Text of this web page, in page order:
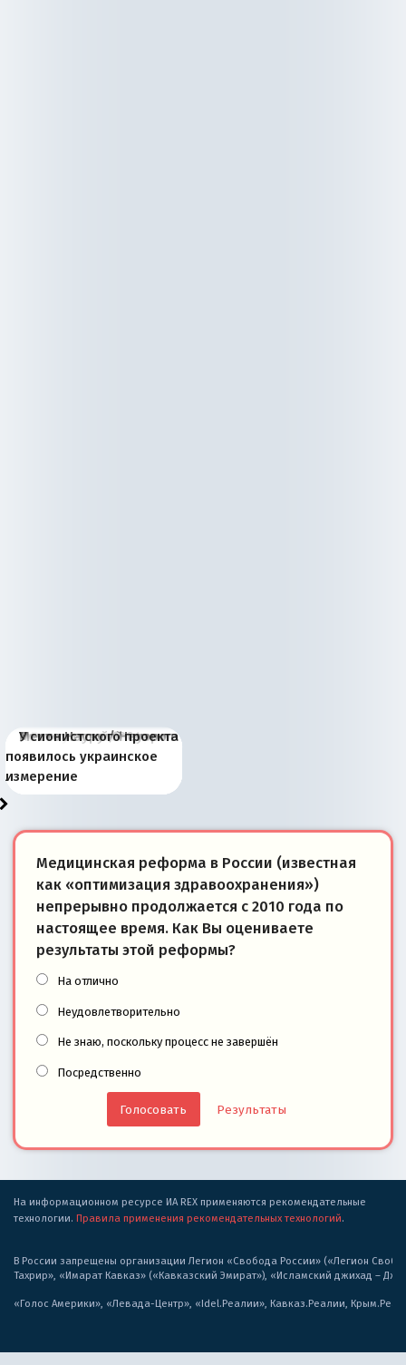
Киевская марионетка
Запада рассказала о
«переобувании» хозяев
В России назрели
перемены: 15 шагов к
суверенной экономике
Миграционный пожар
Европы
Россия начинает
сбрасывать балласт
Анкориджа
Россия зимой 1904
года: первые уступки во
внутренней политике
Русская нация вчера и
сегодня
Почему правый крах в
Варшаве не поможет её
отношениям с Россией?
Место Науру / Науэро в
современной истории
Южной Осетии
У сионистского проекта
появилось украинское
измерение
Медицинская реформа в России (известная
как «оптимизация здравоохранения»)
непрерывно продолжается с 2010 года по
настоящее время. Как Вы оцениваете
результаты этой реформы?
На отлично
Неудовлетворительно
Не знаю, поскольку процесс не завершён
Посредственно
Результаты
На информационном ресурсе ИА REX применяются рекомендательные
технологии. Правила применения рекомендательных технологий.
В России запрещены организации Легион «Свобода России» («Легион
Тахрир», «Имарат Кавказ» («Кавказский Эмират»), «Исламский джихад –
«Голос Америки», «Левада-Центр», «Idel.Реалии», Кавказ.Реалии,